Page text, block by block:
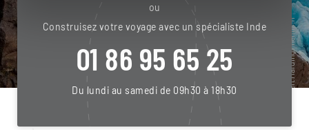
ou
Construisez votre voyage avec un spécialiste Inde
01 86 95 65 25
Du lundi au samedi de 09h30 à 18h30